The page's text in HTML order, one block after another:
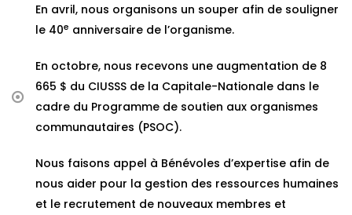
En avril, nous organisons un souper afin de souligner
le 40e anniversaire de l’organisme.
En octobre, nous recevons une augmentation de 8
665 $ du CIUSSS de la Capitale-Nationale dans le
cadre du Programme de soutien aux organismes
communautaires (PSOC).
Nous faisons appel à Bénévoles d’expertise afin de
nous aider pour la gestion des ressources humaines
et le recrutement de nouveaux membres et